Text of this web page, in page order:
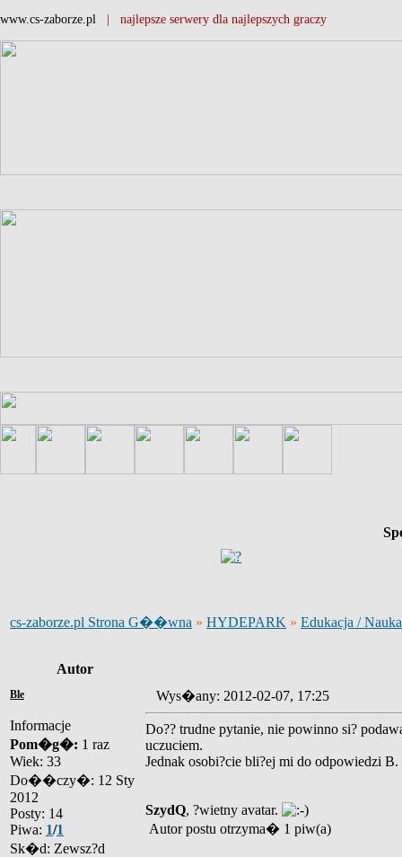
www.cs-zaborze.pl | najlepsze serwery dla najlepszych graczy
cs-zaborze.pl Strona G��wna » HYDEPARK » Edukacja / Nauka
Autor
Ble
Informacje
Pom�g�: 1 raz
Wiek: 33
Do��czy�: 12 Sty
2012
Posty: 14
Piwa: 1/1
Sk�d: Zewsz?d
Wys�any: 2012-02-07, 17:25
Do?? trudne pytanie, nie powinno si?
uczuciem.
Jednak osobi?cie bli?ej mi do odpowiedzi B.
SzydQ, ?wietny avatar.
Autor postu otrzyma� 1 piw(a)